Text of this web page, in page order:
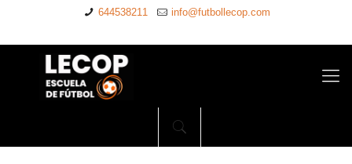
644538211 info@futbollecop.com